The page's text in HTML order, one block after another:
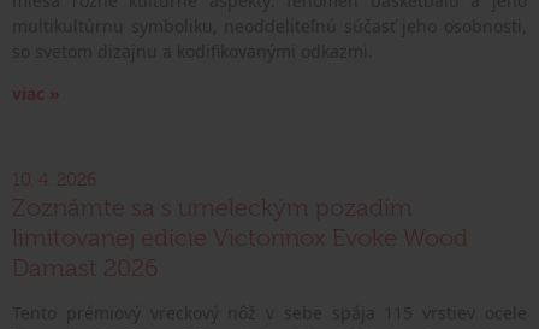
viac »
10. 4. 2026
Zoznámte sa s umeleckým pozadím
limitovanej edície Victorinox Evoke Wood
Damast 2026